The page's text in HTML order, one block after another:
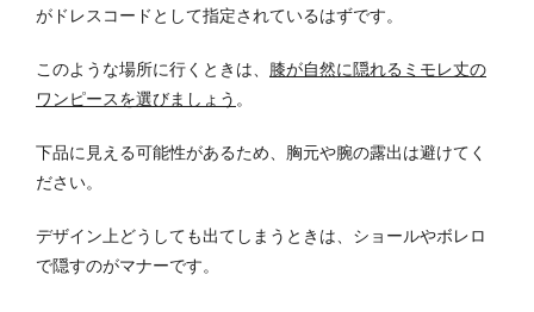
がドレスコードとして指定されているはずです。
このような場所に行くときは、 膝が自然に隠れるミモレ丈の
ワンピースを選びましょう 。
下品に見える可能性があるため、胸元や腕の露出は避けてく
ださい。
デザイン上どうしても出てしまうときは、ショールやボレロ
で隠すのがマナーです。